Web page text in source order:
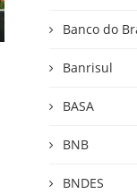
Banco do
Banrisul
BASA
BNB
BNDES